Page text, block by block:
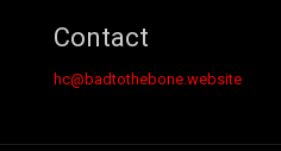
Contact
hc@badtothebone.website